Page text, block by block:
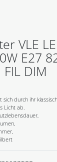
VLE
E27
DIM
sich durch ihr
Licht ab.